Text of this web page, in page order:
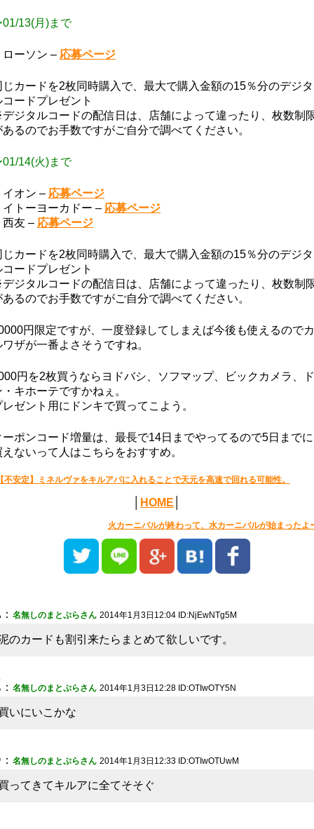
01/13(月)まで
ローソン – 応募ページ
じカードを2枚同時購入で、最大で購入金額の15％分のデジタ
コードプレゼント
ジタルコードの配信日は、店舗によって違ったり、枚数制
あるのでお手数ですがご自分で調べてください。
01/14(火)まで
イオン – 応募ページ
イトーヨーカドー – 応募ページ
西友 – 応募ページ
じカードを2枚同時購入で、最大で購入金額の15％分のデジタ
コードプレゼント
ジタルコードの配信日は、店舗によって違ったり、枚数制
あるのでお手数ですがご自分で調べてください。
円限定ですが、一度登録してしまえば今後も使えるのでカ
ワザが一番よさそうですね。
円を2枚買うならヨドバシ、ソフマップ、ビックカメラ、ド
・キホーテですかねぇ。
レゼント用にドンキで買ってこよう。
ーポンコード増量は、最長で14日までやってるので5日までに
えないって人はこちらをおすすめ。
不安定】ミネルヴァをキルアパに入れることで天元を高速で回れる可能性。
HOME
火カーニバルが終わって、水カーニバルが始まったよ
： 名無しのまとぷらさん 2014年1月3日12:04 ID:NjEwNTg5M
のカードも割引来たらまとめて欲しいです。
： 名無しのまとぷらさん 2014年1月3日12:28 ID:OTIwOTY5N
いにいこかな
： 名無しのまとぷらさん 2014年1月3日12:33 ID:OTIwOTUwM
ってきてキルアに全てそそぐ